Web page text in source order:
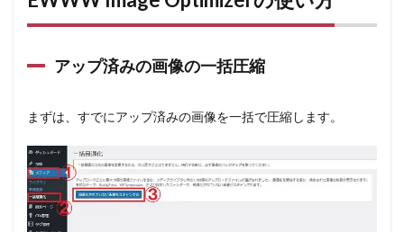
アップ済みの画像の一括圧縮
まずは、すでにアップ済みの画像を一括で圧縮します。